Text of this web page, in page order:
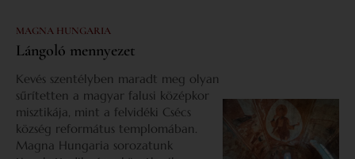
MAGNA HUNGARIA
Lángoló mennyezet
Kevés szentélyben maradt meg olyan
sűrítetten a magyar falusi középkor
misztikája, mint a felvidéki Csécs
község református templomában.
Magna Hungaria sorozatunk